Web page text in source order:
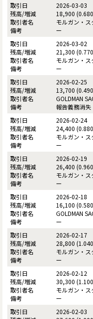
2026-03-03
18,900
モルガン・ス
ー
2026-03-02
21,300
モルガン・ス
ー
2026-02-25
13,700
GOLDMAN
報告義務消失
2026-02-24
24,400
モルガン・ス
ー
2026-02-19
26,400
モルガン・ス
ー
2026-02-18
16,100
GOLDMAN
ー
2026-02-17
28,800
モルガン・ス
ー
2026-02-12
30,300
モルガン・ス
ー
2026-02-03